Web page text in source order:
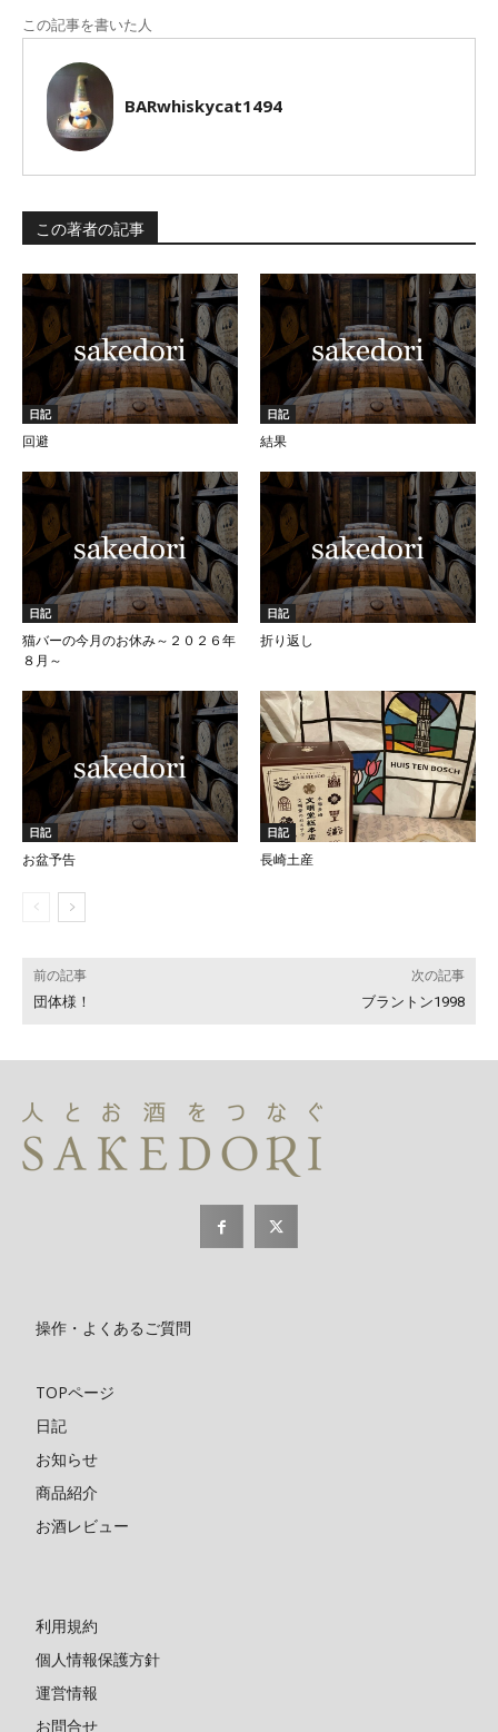
この記事を書いた人
BARwhiskycat1494
この著者の記事
日記
回避
日記
結果
日記
猫バーの今月のお休み～２０２６年
８月～
日記
折り返し
日記
お盆予告
日記
長崎土産
前の記事
団体様！
次の記事
ブラントン1998
操作・よくあるご質問
TOPページ
日記
お知らせ
商品紹介
お酒レビュー
利用規約
個人情報保護方針
運営情報
お問合せ